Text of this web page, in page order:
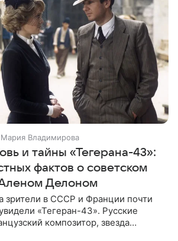
Мария Владимирова
и тайны «Тегерана-43»:
фактов о советском
Делоном
зрители в СССР и Франции почти
«Тегеран-43». Русские
композитор, звезда